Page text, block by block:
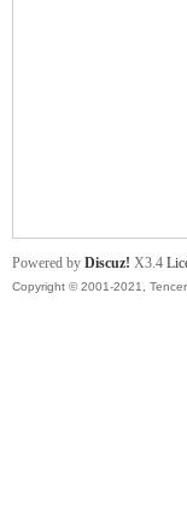
Powered by Discuz! X3.4
Copyright © 2001-2021,